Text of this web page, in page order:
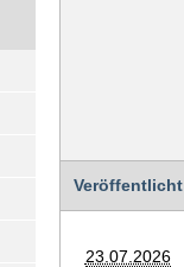
Veröffentlicht
23.07.2026